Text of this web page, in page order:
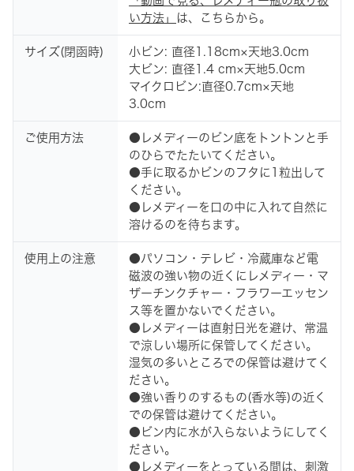
い方法」
は、こちらから。
サイズ(閉函時)
小ビン: 直径1.18cm×天地3.0cm
大ビン: 直径1.4 cm×天地5.0cm
マイクロビン:直径0.7cm×天地
3.0cm
ご使用方法
●レメディーのビン底をトントンと手
のひらでたたいてください。
●手に取るかビンのフタに1粒出して
ください。
●レメディーを口の中に入れて自然に
溶けるのを待ちます。
使用上の注意
●パソコン・テレビ・冷蔵庫など電
磁波の強い物の近くにレメディー・マ
ザーチンクチャー・フラワーエッセン
ス等を置かないでください。
●レメディーは直射日光を避け、常温
で涼しい場所に保管してください。
湿気の多いところでの保管は避けてく
ださい。
●強い香りのするもの(香水等)の近く
での保管は避けてください。
●ビン内に水が入らないようにしてく
ださい。
●レメディーをとっている間は、刺激